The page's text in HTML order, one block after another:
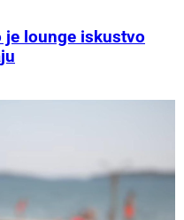
lounge iskustvo